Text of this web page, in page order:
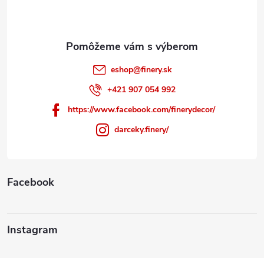
eshop@finery.sk
+421 907 054 992
https://www.facebook.com/finerydecor/
darceky.finery/
Facebook
Instagram